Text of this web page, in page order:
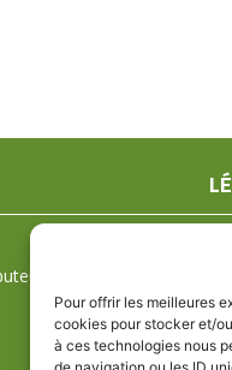
Pour offrir les meilleures
cookies pour stocker et/
à ces technologies nous